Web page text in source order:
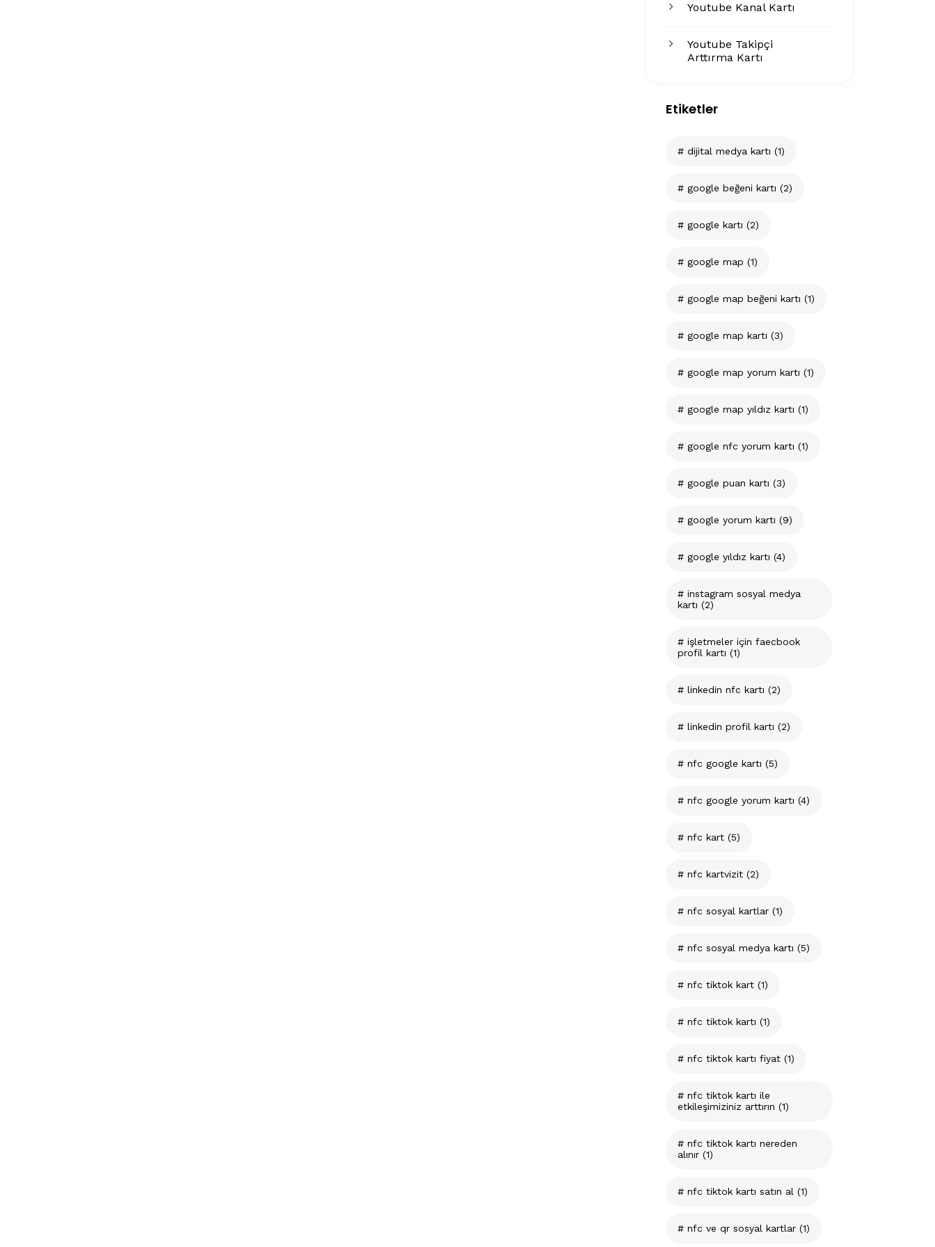
Youtube Kanal Kartı
Youtube Takipçi
Arttırma Kartı
Etiketler
dijital medya kartı (1)
google beğeni kartı (2)
google kartı (2)
google map (1)
google map beğeni kartı (1)
google map kartı (3)
google map yorum kartı (1)
google map yıldız kartı (1)
google nfc yorum kartı (1)
google puan kartı (3)
google yorum kartı (9)
google yıldız kartı (4)
instagram sosyal medya
kartı (2)
işletmeler için faecbook
profil kartı (1)
linkedin nfc kartı (2)
linkedin profil kartı (2)
nfc google kartı (5)
nfc google yorum kartı (4)
nfc kart (5)
nfc kartvizit (2)
nfc sosyal kartlar (1)
nfc sosyal medya kartı (5)
nfc tiktok kart (1)
nfc tiktok kartı (1)
nfc tiktok kartı fiyat (1)
nfc tiktok kartı ile
etkileşimiziniz arttırın (1)
nfc tiktok kartı nereden
alınır (1)
nfc tiktok kartı satın al (1)
nfc ve qr sosyal kartlar (1)